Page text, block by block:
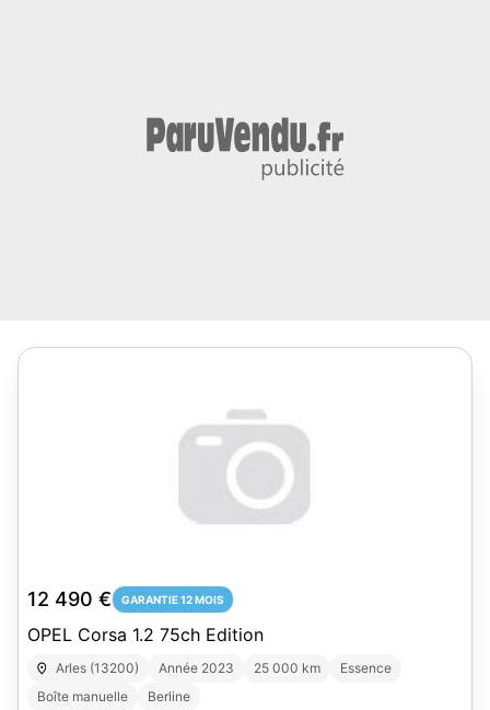
12 490 € GARANTIE 12 MOIS
OPEL Corsa 1.2 75ch Edition
Arles (13200) Année 2023 25 000 km
Essence
Boîte manuelle
Berline